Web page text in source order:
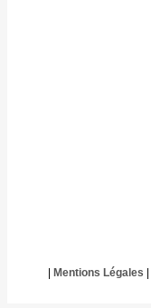
Mentions Légales